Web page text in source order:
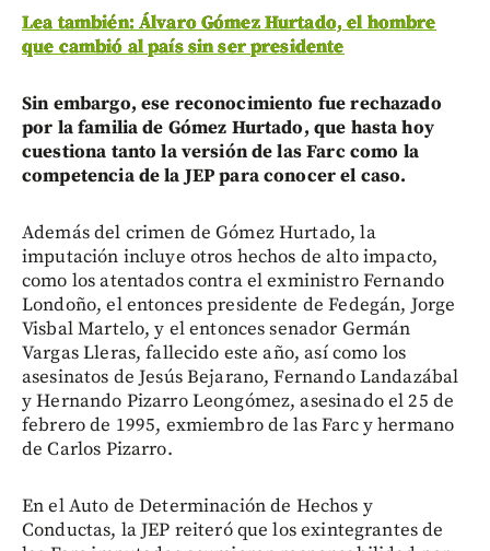
Lea también: Álvaro Gómez Hurtado, el hombre
que cambió al país sin ser presidente
Sin embargo, ese reconocimiento fue rechazado
por la familia de Gómez Hurtado, que hasta hoy
cuestiona tanto la versión de las Farc como la
competencia de la JEP para conocer el caso.
Además del crimen de Gómez Hurtado, la
imputación incluye otros hechos de alto impacto,
como los atentados contra el exministro Fernando
Londoño, el entonces presidente de Fedegán, Jorge
Visbal Martelo, y el entonces senador Germán
Vargas Lleras, fallecido este año, así como los
asesinatos de Jesús Bejarano, Fernando Landazábal
y Hernando Pizarro Leongómez, asesinado el 25 de
febrero de 1995, exmiembro de las Farc y hermano
de Carlos Pizarro.
En el Auto de Determinación de Hechos y
Conductas, la JEP reiteró que los exintegrantes de